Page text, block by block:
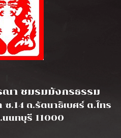
า ชมรมมังกรธรรม
.14 ถ.รัตนาธิเบศร์ ต.ไทร
นนทบุรี 11000